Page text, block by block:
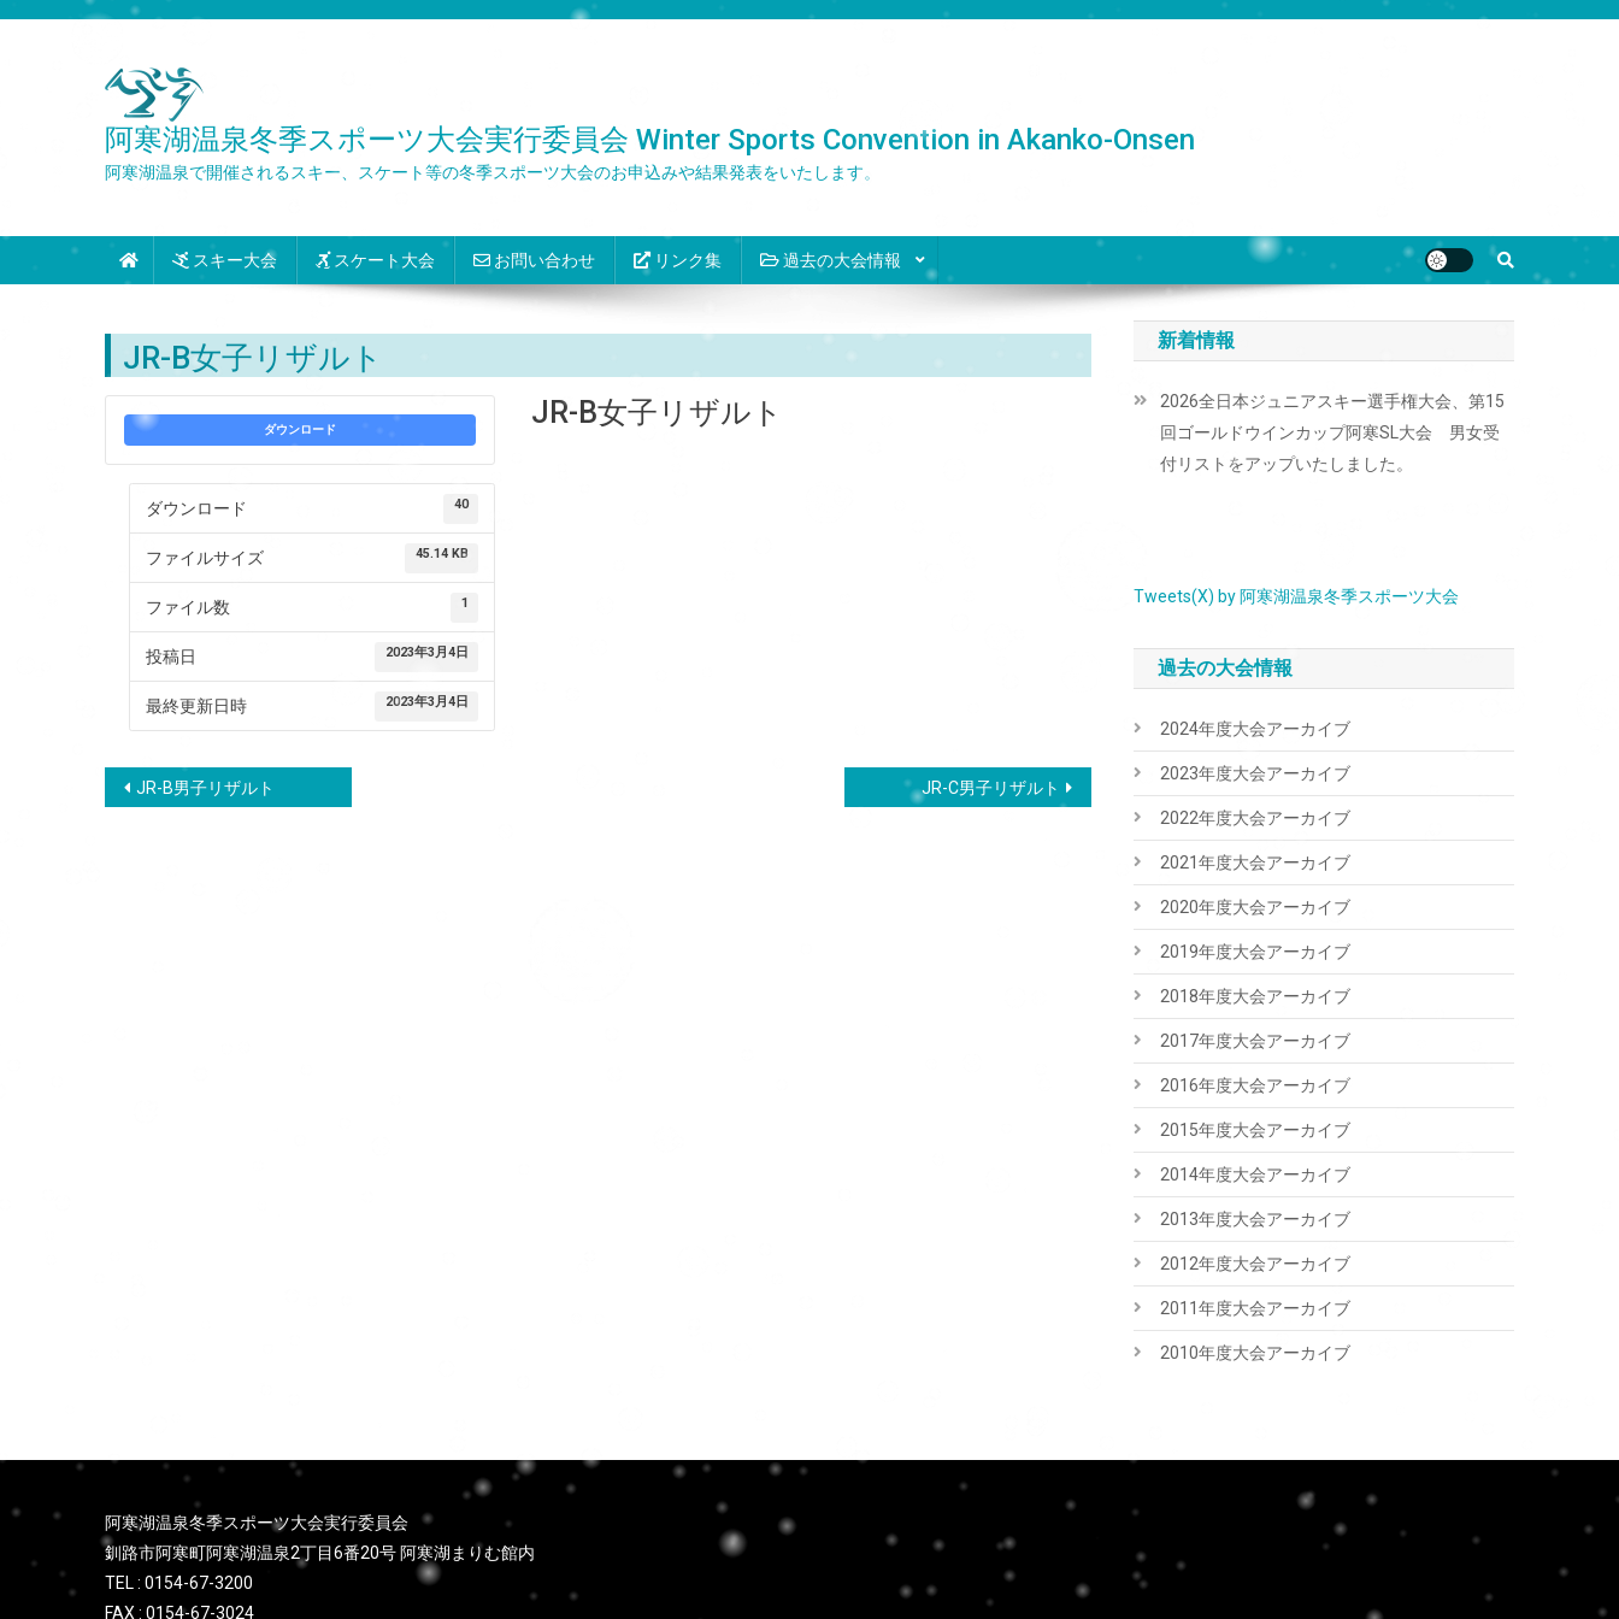
阿寒湖温泉冬季スポーツ大会実行委員会 Winter Sports Convention in Akanko-Onsen
阿寒湖温泉で開催されるスキー、スケート等の冬季スポーツ大会のお申込みや結果発表をいたします。
スキー大会 スケート大会 お問い合わせ リンク集 過去の大会情報
JR-B女子リザルト
ダウンロード
ダウンロード 40
ファイルサイズ 45.14 KB
ファイル数 1
投稿日 2023年3月4日
最終更新日時 2023年3月4日
JR-B女子リザルト
投JR-B男子リザルト JR-C男子リザルト
新着情報
2026全日本ジュニアスキー選手権大会、第15
回ゴールドウインカップ阿寒SL大会 男女受
付リストをアップいたしました。
Tweets(X) by 阿寒湖温泉冬季スポーツ大会
過去の大会情報
2024年度大会アーカイブ
2023年度大会アーカイブ
2022年度大会アーカイブ
2021年度大会アーカイブ
2020年度大会アーカイブ
2019年度大会アーカイブ
2018年度大会アーカイブ
2017年度大会アーカイブ
2016年度大会アーカイブ
2015年度大会アーカイブ
2014年度大会アーカイブ
2013年度大会アーカイブ
2012年度大会アーカイブ
2011年度大会アーカイブ
2010年度大会アーカイブ
阿寒湖温泉冬季スポーツ大会実行委員会
釧路市阿寒町阿寒湖温泉2丁目6番20号 阿寒湖まりむ館内
TEL : 0154-67-3200
FAX : 0154-67-3024